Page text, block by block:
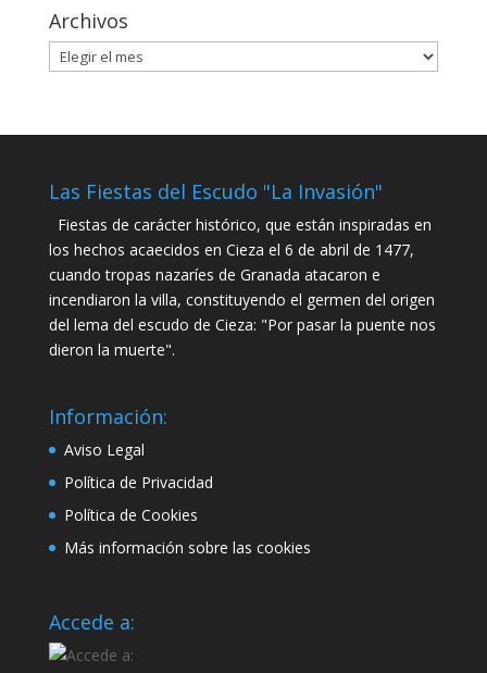
Archivos
Archivos
Las Fiestas del Escudo "La Invasión"
Fiestas de carácter histórico, que están inspiradas en
los hechos acaecidos en Cieza el 6 de abril de 1477,
cuando tropas nazaríes de Granada atacaron e
incendiaron la villa, constituyendo el germen del origen
del lema del escudo de Cieza: "Por pasar la puente nos
dieron la muerte".
Información:
Aviso Legal
Política de Privacidad
Política de Cookies
Más información sobre las cookies
Accede a: